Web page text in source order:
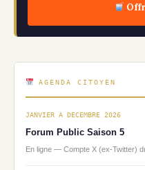
AGENDA CITOYEN
JANVIER A DECEMBRE 2026
Forum Public Saison 5
En ligne — Compte X (ex-Twitter)